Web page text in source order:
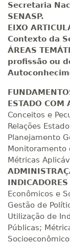
220 H
240 H 30
260 H 33
280 H 35
300 H 38
320 H 40
Secretaria
SENASP.
EIXO
Contexto da
ÁREAS
profissão ou
ESTADO COM
Conceitos e
Relações
Planejamento
Monitoramento
Métricas
Econômicos e
Gestão de
Utilização de
Públicas;